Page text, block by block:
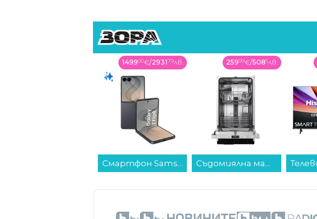
149900€/293179лв.
Смартфон Samsung GALAXY Z FLIP8 512GB GRAPHITE SM-F776BZKH , 12 GB, 512 GB...
25999€/5085лв.
Съдомиялна машина за вграждане Crown DWC4522BI , 10 комплекта, 45 Ш, мм, E...